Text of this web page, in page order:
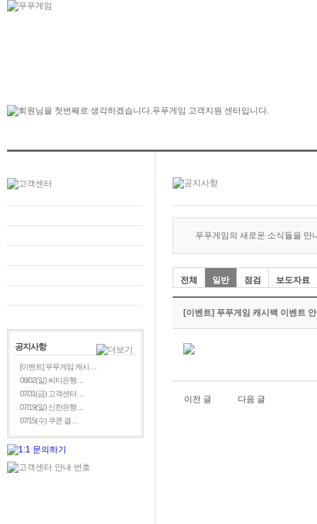
공지사항
[이벤트] 푸푸게임 캐시…
08/02(일) 씨티은행…
07/31(금) 고객센터…
07/19(일) 신한은행…
07/15(수) 쿠콘 결…
푸푸게임의 새로운 소식들을 만
전체 일반 점검 보도자료
[이벤트] 푸푸게임 캐시백 이벤트
이전 글 다음 글